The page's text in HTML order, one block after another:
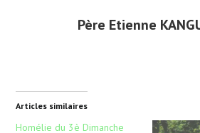
Père Etienne
Articles similaires
Homélie du 3è Dimanche